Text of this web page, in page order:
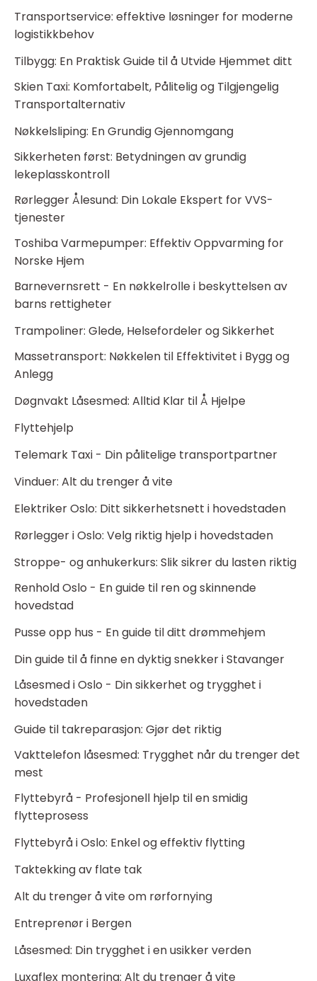
Transportservice: effektive løsninger for moderne
logistikkbehov
Tilbygg: En Praktisk Guide til å Utvide Hjemmet ditt
Skien Taxi: Komfortabelt, Pålitelig og Tilgjengelig
Transportalternativ
Nøkkelsliping: En Grundig Gjennomgang
Sikkerheten først: Betydningen av grundig
lekeplasskontroll
Rørlegger Ålesund: Din Lokale Ekspert for VVS-
tjenester
Toshiba Varmepumper: Effektiv Oppvarming for
Norske Hjem
Barnevernsrett - En nøkkelrolle i beskyttelsen av
barns rettigheter
Trampoliner: Glede, Helsefordeler og Sikkerhet
Massetransport: Nøkkelen til Effektivitet i Bygg og
Anlegg
Døgnvakt Låsesmed: Alltid Klar til Å Hjelpe
Flyttehjelp
Telemark Taxi - Din pålitelige transportpartner
Vinduer: Alt du trenger å vite
Elektriker Oslo: Ditt sikkerhetsnett i hovedstaden
Rørlegger i Oslo: Velg riktig hjelp i hovedstaden
Stroppe- og anhukerkurs: Slik sikrer du lasten riktig
Renhold Oslo - En guide til ren og skinnende
hovedstad
Pusse opp hus - En guide til ditt drømmehjem
Din guide til å finne en dyktig snekker i Stavanger
Låsesmed i Oslo - Din sikkerhet og trygghet i
hovedstaden
Guide til takreparasjon: Gjør det riktig
Vakttelefon låsesmed: Trygghet når du trenger det
mest
Flyttebyrå - Profesjonell hjelp til en smidig
flytteprosess
Flyttebyrå i Oslo: Enkel og effektiv flytting
Taktekking av flate tak
Alt du trenger å vite om rørfornying
Entreprenør i Bergen
Låsesmed: Din trygghet i en usikker verden
Luxaflex montering: Alt du trenger å vite